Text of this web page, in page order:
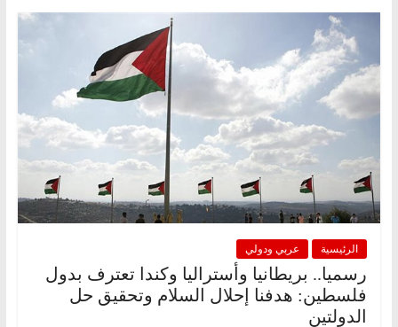
الرئيسية عربي ودولي
رسميا.. بريطانيا وأستراليا وكندا تعترف بدول
فلسطين: هدفنا إحلال السلام وتحقيق حل
الدولتين